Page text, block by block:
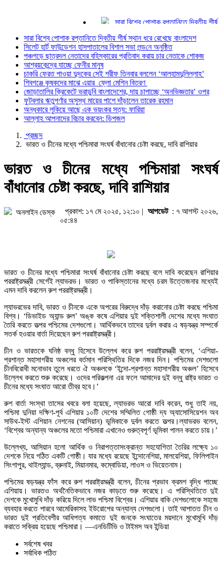
সারা বিশ্বে পোশাক রপ্তানিতে দ্বিতীয় শীর্ষ স্থান
সিলেট হার্ট ফাউন্ডেশন হাসপাতালের বিশাল সভা
পঞ্চগড়ে ছাত্রদল নেতাদের বহিস্কারের
আশ্রয়কেন্দ্রে যাচ্ছে ফেনীর মানুষ
চাকরি ফেরত পাওয়া দুদকের সেই শরীফ তিনবার
শিবগঞ্জে কৃষকদের মাঝে এয়ার ফ্লো মেশিন
জোড়াতালির ক্রিকেটে ভরাডুবি বাংলাদেশের, দায়
ফুটবলার ঋতুপর্ণার অসুস্থ মায়ের পাশে দাঁড়ালেন
অন্ধকারে লুকিয়ে আছে এক ভয়ংকর সত্য:
আল্লাহ আপনাদের বিচার করবেন: ডিপজল
সারা বিশ্বে পোশাক রপ্তানিতে দ্বিতীয় শীর্ষ স্থান ধরে রেখেছে বাংলাদেশ
সিলেট হার্ট ফাউন্ডেশন হাসপাতালের বিশাল সভা লন্ড‌নে অনুষ্ঠিত
পঞ্চগড়ে ছাত্রদল নেতাদের বহিস্কারের প্রতিবাদ করায় চার নেতাকে শোকজ
আশ্রয়কেন্দ্রে যাচ্ছে ফেনীর মানুষ
চাকরি ফেরত পাওয়া দুদকের সেই শরীফ তিনবার বললেন ‘আলহামদুলিল্লাহ’
শিবগঞ্জে কৃষকদের মাঝে এয়ার ফ্লো মেশিন বিতরণ
জোড়াতালির ক্রিকেটে ভরাডুবি বাংলাদেশের, দায় চাপাচ্ছে ‘অনভিজ্ঞতার’ ওপর
ফুটবলার ঋতুপর্ণার অসুস্থ মায়ের পাশে দাঁড়ালেন তারেক রহমান
অন্ধকারে লুকিয়ে আছে এক ভয়ংকর সত্য: ফারিয়া
আল্লাহ আপনাদের বিচার করবেন: ডিপজল
প্রচ্ছদ
ভারত ও চীনের মধ্যে পশ্চিমারা সংঘর্ষ বাঁধানোর চেষ্টা করছে, দাবি রাশিয়ার
ভারত ও চীনের মধ্যে পশ্চিমারা সংঘর্ষ
বাঁধানোর চেষ্টা করছে, দাবি রাশিয়ার
অনলাইন ডেস্ক প্রকাশ: ১৭ মে ২০২৫, ১২:১০ | আপডেট: ৭ আগস্ট ২০২৬,
০৫:৪৪
ভারত ও চীনের মধ্যে পশ্চিমারা সংঘর্ষ বাঁধানোর চেষ্টা করছে বলে দাবি করেছেন রাশিয়ার
পররাষ্ট্রমন্ত্রী সের্গেই ল্যাভরভ। ভারত ও পাকিস্তানের মধ্যে চরম উত্তেজনার মধ্যেই
এমন দাবি করলেন রুশ পররাষ্ট্রমন্ত্রী।
ল্যাভরভের দাবি, ভারত ও চীনকে একে অপরের বিরুদ্ধে দাঁড় করানোর চেষ্টা করছে পশ্চিমা
বিশ্ব। ‘ডিভাইড অ্যান্ড রুল’ অঙ্ক কষে এশিয়ার দুই শক্তিশালী দেশের মধ্যে সংঘাত
তৈরি করতে তত্পর পশ্চিমের দেশগুলো। আর্থিকভবে তাদের দুর্বল করার এ ষড়যন্ত্র সম্পর্কে
সতর্ক হওয়ার বার্তা দিয়েছেন রুশ পররাষ্ট্রমন্ত্রী।
চীন ও ভারতকে ঘনিষ্ঠ বন্ধু হিসেবে উল্লেখ করে রুশ পররাষ্ট্রমন্ত্রী বলেন, ‘এশিয়া-
প্রশান্ত মহাসাগরীয় অঞ্চলের বর্তমান পরিস্থিতির দিকে নজর দিন। পশ্চিমের দেশগুলো
চীনবিরোধী মনোভাব তুলে ধরতে ঐ অঞ্চলকে ‘ইন্দো-প্রশান্ত মহাসাগরীয় অঞ্চল’ হিসেবে
উল্লেখ করতে শুরু করেছে। ওদের পরিকল্পনা এর ফলে আমাদের দুই বন্ধু রাষ্ট্র ভারত ও
চীনের মধ্যে সংঘাত আরো তীব্র হবে।’
রুশ বার্তা সংস্থা তাসের খবরে বলা হয়েছে, ল্যাভরভ আরো দাবি করেন, শুধু তাই নয়,
পশ্চিমা দুনিয়া দক্ষিণ-পূর্ব এশিয়ার ১০টি দেশের সম্মিলিত গোষ্ঠী দ্য অ্যাসোসিয়েশন অব
সাউথ-ইস্ট এশিয়ান নেশনের (আসিয়ান) ভূমিকাকে দুর্বল করতে তত্পর।ল্যাভরভ বলেন,
‘বিশ্বের অন্যান্য অঞ্চলের মতো পশ্চিমারা এখানেও গুরুত্বপূর্ণ ভূমিকা পালন করতে চায়।’
উল্লেখ্য, আসিয়ান হলো আর্থিক ও নিরাপত্তাসংক্রান্ত সহযোগিতা তৈরির লক্ষ্যে ১০
দেশকে নিয়ে গঠিত একটি গোষ্ঠী। যার মধ্যে রয়েছে ইন্দোনেশিয়া, মালয়েশিয়া, ফিলিপাইন
সিংগাপুর, থাইল্যান্ড, ব্রুনাই, মিয়ানমার, কম্বোডিয়া, লাওস ও ভিয়েতনাম।
পশ্চিমের ষড়যন্ত্র ফাঁস করে রুশ পররাষ্ট্রমন্ত্রী বলেন, চীনের প্রভাব ক্রমশ বৃদ্ধি পাচ্ছে
এশিয়ায়। ভারতও অর্থনৈতিকভাবে নজর কাড়তে শুরু করেছে। এ পরিস্থিতিতে দুই
দেশকে মুখোমুখি দাঁড় করিয়ে দিলে লাভ পশ্চিমা বিশ্বের। এশিয়ার বাকি দেশগুলোকে সহজে
ব্যবহার করতে পারবে আমেরিকাসহ ইউরোপের অন্যান্য দেশগুলো। তাই আপাতত চীন ও
ভারত দুই প্রতিবেশীর আধিপত্য কমাতে দুই জনকে সংঘাতের ময়দানে মুখোমুখি দাঁড়
করাতে সক্রিয় হয়েছে পশ্চিমারা। —এনডিটিভি ও টাইমস অব ইন্ডিয়া
সর্বশেষ খবর
সর্বাধিক পঠিত